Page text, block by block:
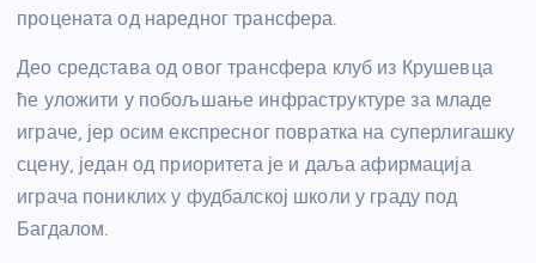
процената од наредног трансфера.
Део средстава од овог трансфера клуб из Крушевца
ће уложити у побољшање инфраструктуре за младе
играче, јер осим експресног повратка на суперлигашку
сцену, један од приоритета је и даља афирмација
играча пониклих у фудбалској школи у граду под
Багдалом.